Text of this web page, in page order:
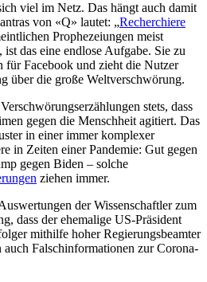
viel im Netz. Das hängt auch damit
von «Q» lautet: „Recherchiere
Prophezeiungen meist
das eine endlose Aufgabe. Sie zu
für Facebook und zieht die Nutzer
über die große Weltverschwörung.
stets, dass
gegen die Menschheit agitiert. Das
in einer immer komplexer
in Zeiten einer Pandemie: Gut gegen
gegen Biden – solche
ziehen immer.
der Wissenschaftler zum
dass der ehemalige US-Präsident
mithilfe hoher Regierungsbeamter
Falschinformationen zur Corona-